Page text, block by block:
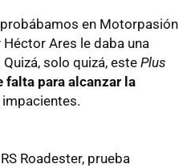
en Motorpasión
Héctor Ares le daba una
solo quizá, este Plus
falta para alcanzar la
Roadester, prueba